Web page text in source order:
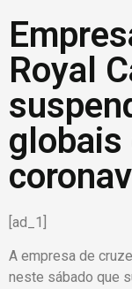
Royal
globais
[ad_1]
A empresa de
neste sábado que